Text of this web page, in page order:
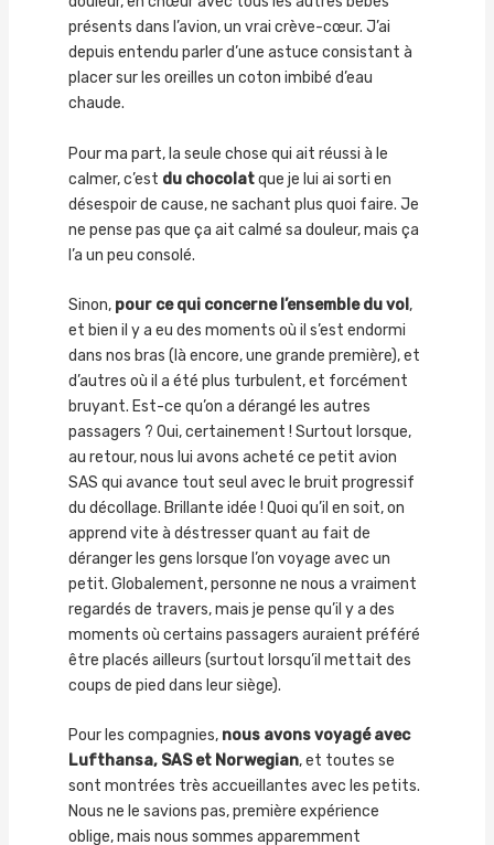
présents dans l’avion, un vrai crève-cœur. J’ai
depuis entendu parler d’une astuce consistant à
placer sur les oreilles un coton imbibé d’eau
chaude.
Pour ma part, la seule chose qui ait réussi à le
calmer, c’est du chocolatque je lui ai sorti en
désespoir de cause, ne sachant plus quoi faire. Je
ne pense pas que ça ait calmé sa douleur, mais ça
l’a un peu consolé.
Sinon, pour ce qui concerne l’ensemble du vol ,
et bien il y a eu des moments où il s’est endormi
dans nos bras (là encore, une grande première), et
d’autres où il a été plus turbulent, et forcément
bruyant. Est-ce qu’on a dérangé les autres
passagers ? Oui, certainement ! Surtout lorsque,
au retour, nous lui avons acheté ce petit avion
SAS qui avance tout seul avec le bruit progressif
du décollage. Brillante idée ! Quoi qu’il en soit, on
apprend vite à déstresser quant au fait de
déranger les gens lorsque l’on voyage avec un
petit. Globalement, personne ne nous a vraiment
regardés de travers, mais je pense qu’il y a des
moments où certains passagers auraient préféré
être placés ailleurs (surtout lorsqu’il mettait des
coups de pied dans leur siège).
Pour les compagnies,nous avons voyagé avec
Lufthansa, SAS et Norwegian, et toutes se
sont montrées très accueillantes avec les petits.
Nous ne le savions pas, première expérience
oblige, mais nous sommes apparemment